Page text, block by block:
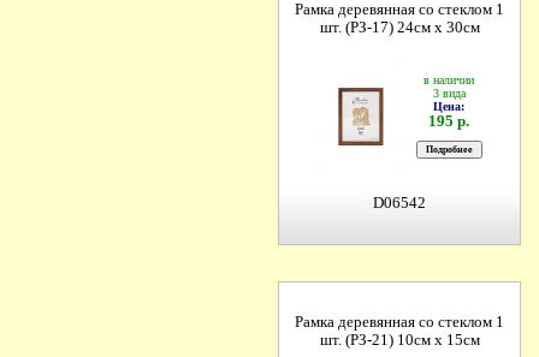
Рамка деревянная со стеклом 1
шт. (РЗ-17) 24см х 30см
в наличии
3 вида
Цена:
195 р.
D06542
Рамка деревянная со стеклом 1
шт. (РЗ-21) 10см х 15см